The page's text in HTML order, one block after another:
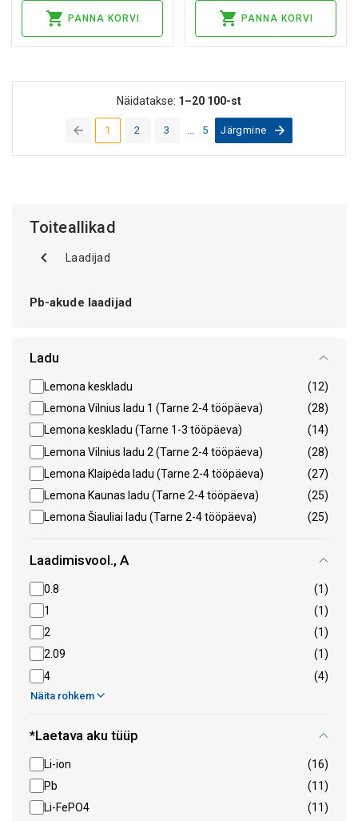
PANNA KORVI PANNA KORVI
1(current)
2 3 5 Järgmine
Näidatakse: 1–20 100-st
Toiteallikad
Laadijad
Pb-akude laadijad
Ladu
Lemona keskladu
(12)
Lemona Vilnius ladu 1 (Tarne 2-4 tööpäeva)
(28)
Lemona keskladu (Tarne 1-3 tööpäeva)
(14)
Lemona Vilnius ladu 2 (Tarne 2-4 tööpäeva)
(28)
Lemona Klaipėda ladu (Tarne 2-4 tööpäeva)
(27)
Lemona Kaunas ladu (Tarne 2-4 tööpäeva)
(25)
Lemona Šiauliai ladu (Tarne 2-4 tööpäeva)
(25)
Laadimisvool., A
0.8
(1)
1
(1)
2
(1)
2.09
(1)
4
(4)
Näita rohkem
*Laetava aku tüüp
Li-ion
(16)
Pb
(11)
Li-FePO4
(11)